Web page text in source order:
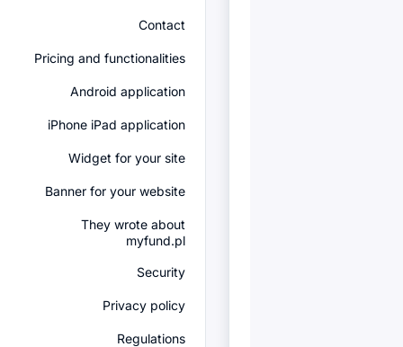
Contact
Pricing and functionalities
Android application
iPhone iPad application
Widget for your site
Banner for your website
They wrote about
myfund.pl
Security
Privacy policy
Regulations